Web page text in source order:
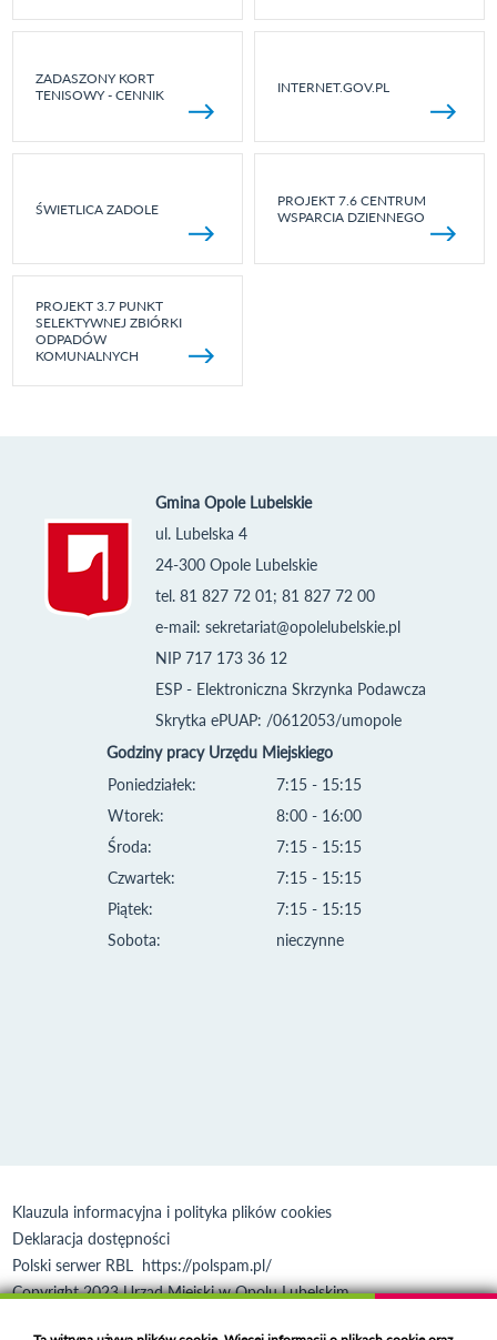
ZADASZONY KORT
TENISOWY - CENNIK
INTERNET.GOV.PL
ŚWIETLICA ZADOLE
PROJEKT 7.6 CENTRUM
WSPARCIA DZIENNEGO
PROJEKT 3.7 PUNKT
SELEKTYWNEJ ZBIÓRKI
ODPADÓW
KOMUNALNYCH
Gmina Opole Lubelskie
ul. Lubelska 4
24-300 Opole Lubelskie
tel. 81 827 72 01; 81 827 72 00
e-mail: sekretariat@opolelubelskie.pl
NIP 717 173 36 12
ESP - Elektroniczna Skrzynka Podawcza
Skrytka ePUAP: /0612053/umopole
Godziny pracy Urzędu Miejskiego
Poniedziałek:
Wtorek:
Środa:
Czwartek:
Piątek:
Sobota:
7:15 - 15:15
8:00 - 16:00
7:15 - 15:15
7:15 - 15:15
7:15 - 15:15
nieczynne
Klauzula informacyjna i polityka plików cookies
Deklaracja dostępności
Polski serwer RBL https://polspam.pl/
Copyright 2023 Urząd Miejski w Opolu Lubelskim